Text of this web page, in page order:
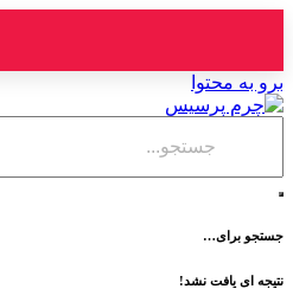
برو به محتوا
جستجو برای…
نتیجه ای یافت نشد!